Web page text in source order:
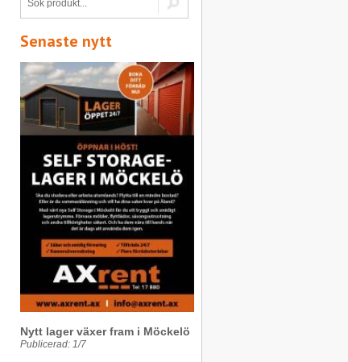
Senaste nytt
Nytt lager växer fram i Möckelö
Publicerad: 1/7